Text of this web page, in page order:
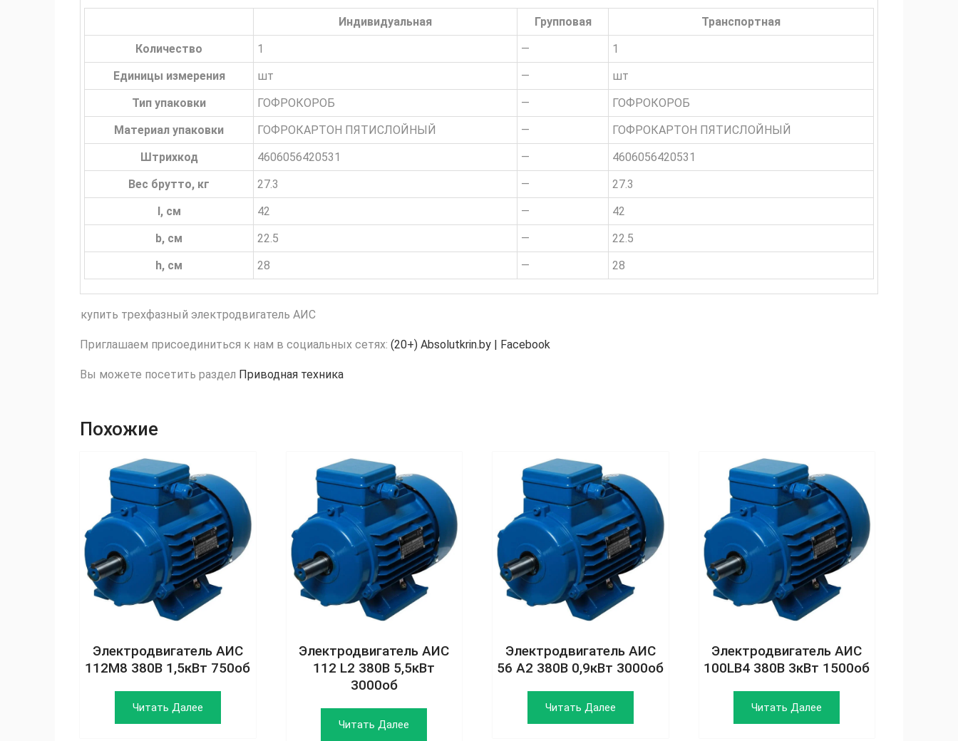
Индивидуальная Групповая
Транспортная
Количество
1 —
1
Единицы измерения
шт —
шт
Тип упаковки
ГОФРОКОРОБ —
ГОФРОКОРОБ
Материал упаковки
ГОФРОКАРТОН ПЯТИСЛОЙНЫЙ —
ГОФРОКАРТОН ПЯТИСЛОЙНЫЙ
Штрихкод
4606056420531 —
4606056420531
Вес брутто, кг
27.3 —
27.3
l, см
42 —
42
b, см
22.5 —
22.5
h, см
28 — 28
купить трехфазный электродвигатель АИС
Приглашаем присоединиться к нам в социальных сетях: (20+) Absolutkrin.by | Facebook
Вы можете посетить раздел Приводная техника
Похожие
Электродвигатель АИС
112M8 380В 1,5кВт 750об
Читать Далее
Электродвигатель АИС
112 L2 380В 5,5кВт
3000об
Читать Далее
Электродвигатель АИС
56 А2 380В 0,9кВт 3000об
Читать Далее
Электродвигатель АИС
100LB4 380В 3кВт 1500об
Читать Далее